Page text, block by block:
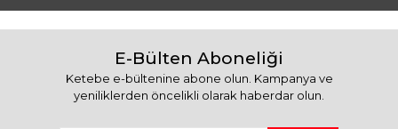
E-Bülten Aboneliği
Ketebe e-bültenine abone olun. Kampanya ve
yeniliklerden öncelikli olarak haberdar olun.